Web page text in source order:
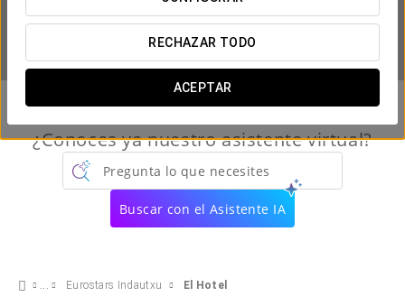
RECHAZAR TODO
ACEPTAR
¿CUÁNDO QUIERES IR?
¿Conoces ya nuestro asistente virtual?
Pregunta lo que necesites
Buscar con el Asistente IA
Eurostars Indautxu El Hotel